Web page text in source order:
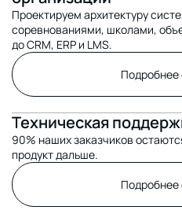
Проектируем архитектуру
соревнованиями, школами,
до CRM, ERP и LMS.
Подробнее
Техническая
90% наших заказчиков
продукт дальше.
Подробнее